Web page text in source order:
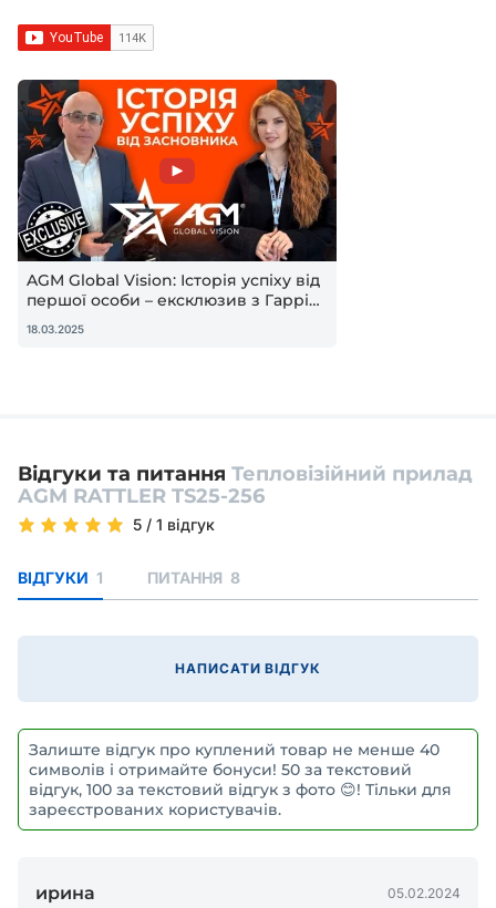
AGM Global Vision: Історія успіху від
першої особи – ексклюзив з Гаррі
Таракановим
18.03.2025
Відгуки та питання Тепловізійний прилад
AGM RATTLER TS25-256
5 / 1 відгук
ВІДГУКИ 1 ПИТАННЯ 8
НАПИСАТИ ВІДГУК
Залиште відгук про куплений товар не менше 40
символів і отримайте бонуси! 50 за текстовий
відгук, 100 за текстовий відгук з фото 😊! Тільки для
зареєстрованих користувачів.
ирина 05.02.2024